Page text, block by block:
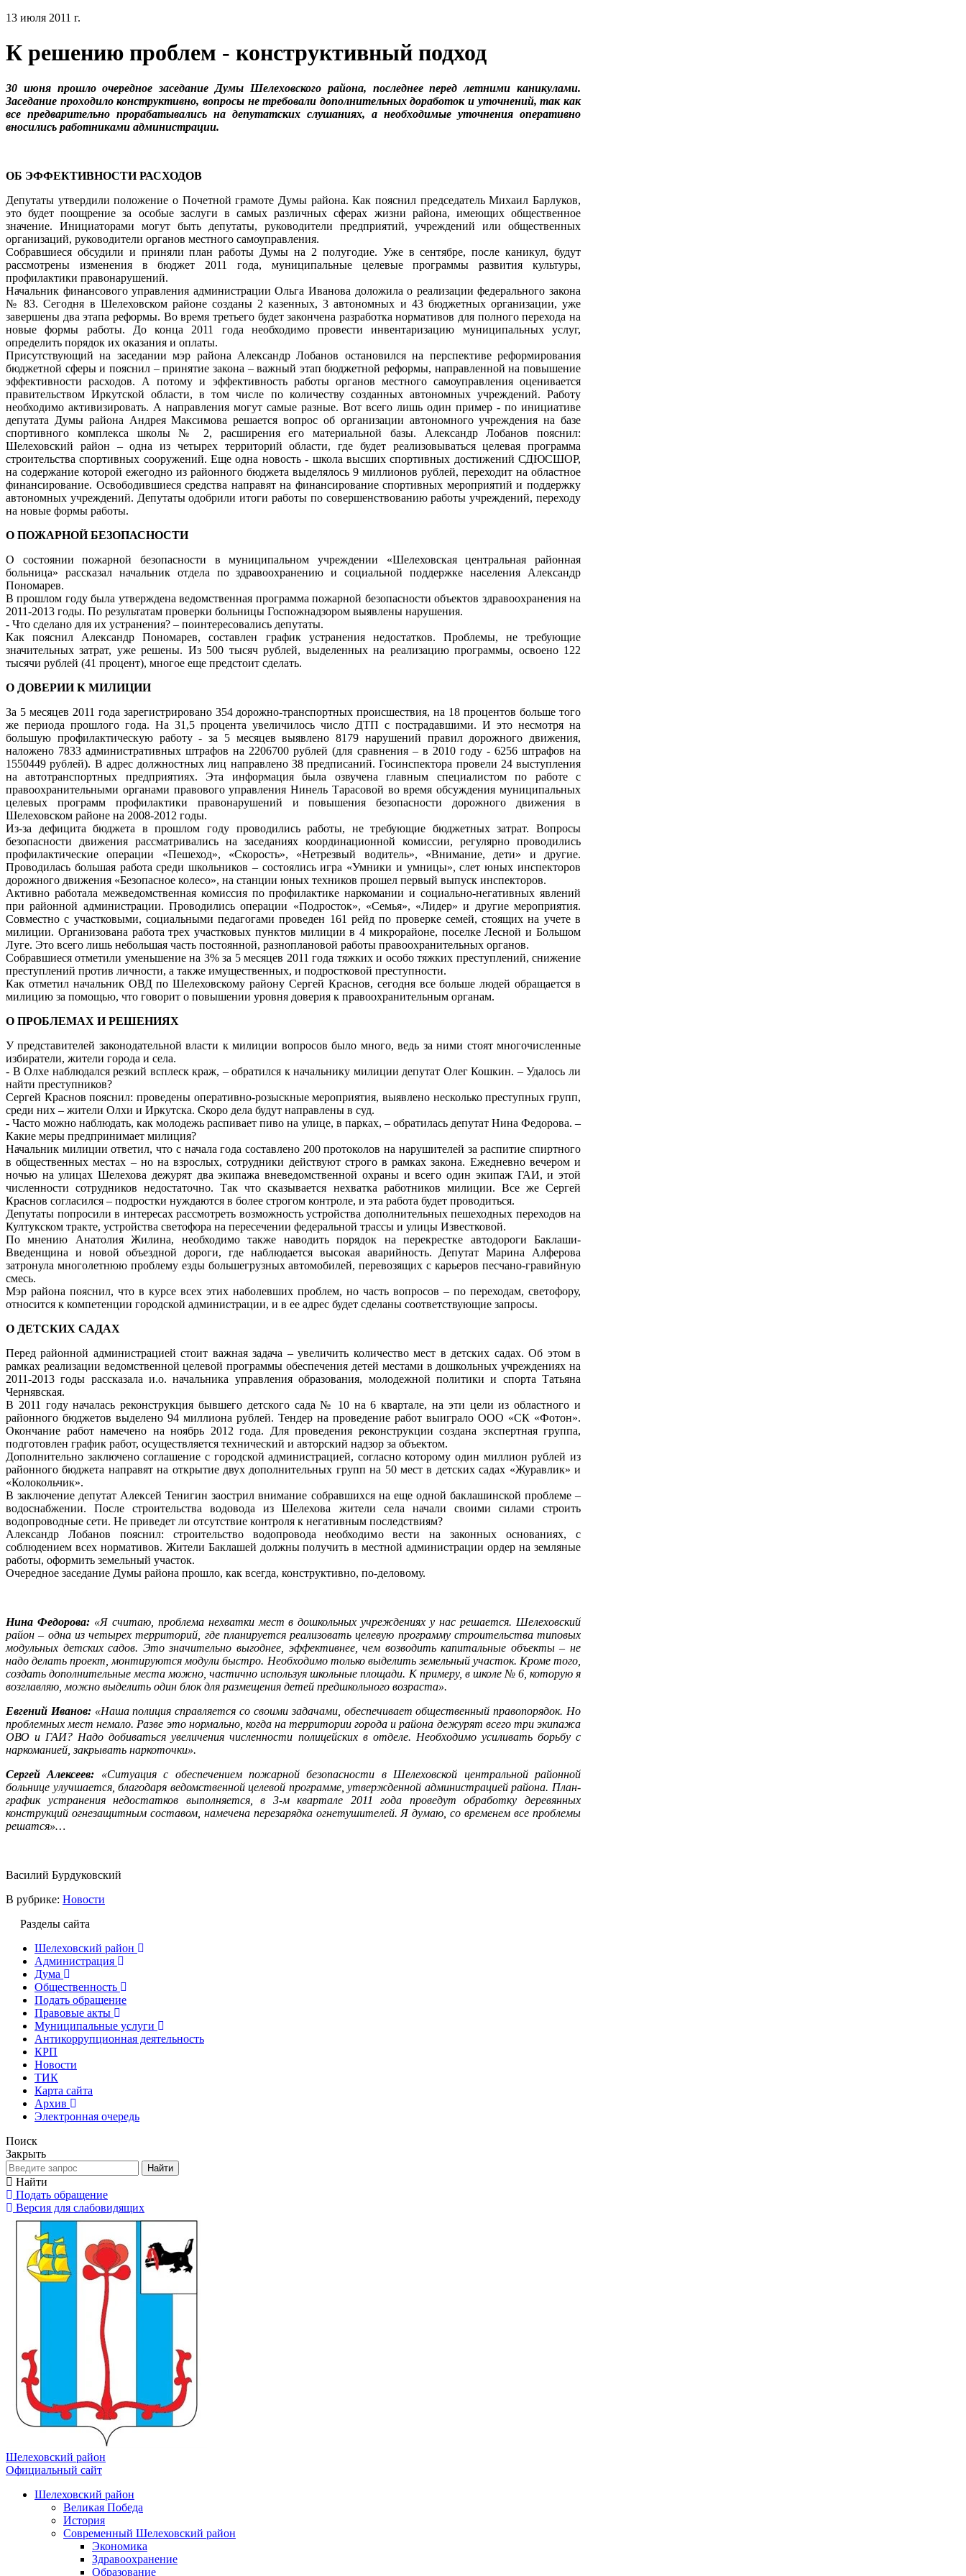
13 июля 2011 г.
К решению проблем - конструктивный подход
30 июня прошло очередное заседание Думы Шелеховского района, последнее перед летними каникулами.
Заседание проходило конструктивно, вопросы не требовали дополнительных доработок и уточнений, так как
все предварительно прорабатывались на депутатских слушаниях, а необходимые уточнения оперативно
вносились работниками администрации.
ОБ ЭФФЕКТИВНОСТИ РАСХОДОВ
Депутаты утвердили положение о Почетной грамоте Думы района. Как пояснил председатель Михаил Барлуков,
это будет поощрение за особые заслуги в самых различных сферах жизни района, имеющих общественное
значение. Инициаторами могут быть депутаты, руководители предприятий, учреждений или общественных
организаций, руководители органов местного самоуправления.
Собравшиеся обсудили и приняли план работы Думы на 2 полугодие. Уже в сентябре, после каникул, будут
рассмотрены изменения в бюджет 2011 года, муниципальные целевые программы развития культуры,
профилактики правонарушений.
Начальник финансового управления администрации Ольга Иванова доложила о реализации федерального закона
№ 83. Сегодня в Шелеховском районе созданы 2 казенных, 3 автономных и 43 бюджетных организации, уже
завершены два этапа реформы. Во время третьего будет закончена разработка нормативов для полного перехода на
новые формы работы. До конца 2011 года необходимо провести инвентаризацию муниципальных услуг,
определить порядок их оказания и оплаты.
Присутствующий на заседании мэр района Александр Лобанов остановился на перспективе реформирования
бюджетной сферы и пояснил – принятие закона – важный этап бюджетной реформы, направленной на повышение
эффективности расходов. А потому и эффективность работы органов местного самоуправления оценивается
правительством Иркутской области, в том числе по количеству созданных автономных учреждений. Работу
необходимо активизировать. А направления могут самые разные. Вот всего лишь один пример - по инициативе
депутата Думы района Андрея Максимова решается вопрос об организации автономного учреждения на базе
спортивного комплекса школы № 2, расширения его материальной базы. Александр Лобанов пояснил:
Шелеховский район – одна из четырех территорий области, где будет реализовываться целевая программа
строительства спортивных сооружений. Еще одна новость - школа высших спортивных достижений СДЮСШОР,
на содержание которой ежегодно из районного бюджета выделялось 9 миллионов рублей, переходит на областное
финансирование. Освободившиеся средства направят на финансирование спортивных мероприятий и поддержку
автономных учреждений. Депутаты одобрили итоги работы по совершенствованию работы учреждений, переходу
на новые формы работы.
О ПОЖАРНОЙ БЕЗОПАСНОСТИ
О состоянии пожарной безопасности в муниципальном учреждении «Шелеховская центральная районная
больница» рассказал начальник отдела по здравоохранению и социальной поддержке населения Александр
Пономарев.
В прошлом году была утверждена ведомственная программа пожарной безопасности объектов здравоохранения на
2011-2013 годы. По результатам проверки больницы Госпожнадзором выявлены нарушения.
- Что сделано для их устранения? – поинтересовались депутаты.
Как пояснил Александр Пономарев, составлен график устранения недостатков. Проблемы, не требующие
значительных затрат, уже решены. Из 500 тысяч рублей, выделенных на реализацию программы, освоено 122
тысячи рублей (41 процент), многое еще предстоит сделать.
О ДОВЕРИИ К МИЛИЦИИ
За 5 месяцев 2011 года зарегистрировано 354 дорожно-транспортных происшествия, на 18 процентов больше того
же периода прошлого года. На 31,5 процента увеличилось число ДТП с пострадавшими. И это несмотря на
большую профилактическую работу - за 5 месяцев выявлено 8179 нарушений правил дорожного движения,
наложено 7833 административных штрафов на 2206700 рублей (для сравнения – в 2010 году - 6256 штрафов на
1550449 рублей). В адрес должностных лиц направлено 38 предписаний. Госинспектора провели 24 выступления
на автотранспортных предприятиях. Эта информация была озвучена главным специалистом по работе с
правоохранительными органами правового управления Нинель Тарасовой во время обсуждения муниципальных
целевых программ профилактики правонарушений и повышения безопасности дорожного движения в
Шелеховском районе на 2008-2012 годы.
Из-за дефицита бюджета в прошлом году проводились работы, не требующие бюджетных затрат. Вопросы
безопасности движения рассматривались на заседаниях координационной комиссии, регулярно проводились
профилактические операции «Пешеход», «Скорость», «Нетрезвый водитель», «Внимание, дети» и другие.
Проводилась большая работа среди школьников – состоялись игра «Умники и умницы», слет юных инспекторов
дорожного движения «Безопасное колесо», на станции юных техников прошел первый выпуск инспекторов.
Активно работала межведомственная комиссия по профилактике наркомании и социально-негативных явлений
при районной администрации. Проводились операции «Подросток», «Семья», «Лидер» и другие мероприятия.
Совместно с участковыми, социальными педагогами проведен 161 рейд по проверке семей, стоящих на учете в
милиции. Организована работа трех участковых пунктов милиции в 4 микрорайоне, поселке Лесной и Большом
Луге. Это всего лишь небольшая часть постоянной, разноплановой работы правоохранительных органов.
Собравшиеся отметили уменьшение на 3% за 5 месяцев 2011 года тяжких и особо тяжких преступлений, снижение
преступлений против личности, а также имущественных, и подростковой преступности.
Как отметил начальник ОВД по Шелеховскому району Сергей Краснов, сегодня все больше людей обращается в
милицию за помощью, что говорит о повышении уровня доверия к правоохранительным органам.
О ПРОБЛЕМАХ И РЕШЕНИЯХ
У представителей законодательной власти к милиции вопросов было много, ведь за ними стоят многочисленные
избиратели, жители города и села.
- В Олхе наблюдался резкий всплеск краж, – обратился к начальнику милиции депутат Олег Кошкин. – Удалось ли
найти преступников?
Сергей Краснов пояснил: проведены оперативно-розыскные мероприятия, выявлено несколько преступных групп,
среди них – жители Олхи и Иркутска. Скоро дела будут направлены в суд.
- Часто можно наблюдать, как молодежь распивает пиво на улице, в парках, – обратилась депутат Нина Федорова. –
Какие меры предпринимает милиция?
Начальник милиции ответил, что с начала года составлено 200 протоколов на нарушителей за распитие спиртного
в общественных местах – но на взрослых, сотрудники действуют строго в рамках закона. Ежедневно вечером и
ночью на улицах Шелехова дежурят два экипажа вневедомственной охраны и всего один экипаж ГАИ, и этой
численности сотрудников недостаточно. Так что сказывается нехватка работников милиции. Все же Сергей
Краснов согласился – подростки нуждаются в более строгом контроле, и эта работа будет проводиться.
Депутаты попросили в интересах рассмотреть возможность устройства дополнительных пешеходных переходов на
Култукском тракте, устройства светофора на пересечении федеральной трассы и улицы Известковой.
По мнению Анатолия Жилина, необходимо также наводить порядок на перекрестке автодороги Баклаши-
Введенщина и новой объездной дороги, где наблюдается высокая аварийность. Депутат Марина Алферова
затронула многолетнюю проблему езды большегрузных автомобилей, перевозящих с карьеров песчано-гравийную
смесь.
Мэр района пояснил, что в курсе всех этих наболевших проблем, но часть вопросов – по переходам, светофору,
относится к компетенции городской администрации, и в ее адрес будет сделаны соответствующие запросы.
О ДЕТСКИХ САДАХ
Перед районной администрацией стоит важная задача – увеличить количество мест в детских садах. Об этом в
рамках реализации ведомственной целевой программы обеспечения детей местами в дошкольных учреждениях на
2011-2013 годы рассказала и.о. начальника управления образования, молодежной политики и спорта Татьяна
Чернявская.
В 2011 году началась реконструкция бывшего детского сада № 10 на 6 квартале, на эти цели из областного и
районного бюджетов выделено 94 миллиона рублей. Тендер на проведение работ выиграло ООО «СК «Фотон».
Окончание работ намечено на ноябрь 2012 года. Для проведения реконструкции создана экспертная группа,
подготовлен график работ, осуществляется технический и авторский надзор за объектом.
Дополнительно заключено соглашение с городской администрацией, согласно которому один миллион рублей из
районного бюджета направят на открытие двух дополнительных групп на 50 мест в детских садах «Журавлик» и
«Колокольчик».
В заключение депутат Алексей Тенигин заострил внимание собравшихся на еще одной баклашинской проблеме –
водоснабжении. После строительства водовода из Шелехова жители села начали своими силами строить
водопроводные сети. Не приведет ли отсутствие контроля к негативным последствиям?
Александр Лобанов пояснил: строительство водопровода необходимо вести на законных основаниях, с
соблюдением всех нормативов. Жители Баклашей должны получить в местной администрации ордер на земляные
работы, оформить земельный участок.
Очередное заседание Думы района прошло, как всегда, конструктивно, по-деловому.
Нина Федорова:«Я считаю, проблема нехватки мест в дошкольных учреждениях у нас решается. Шелеховский
район – одна из четырех территорий, где планируется реализовать целевую программу строительства типовых
модульных детских садов. Это значительно выгоднее, эффективнее, чем возводить капитальные объекты – не
надо делать проект, монтируются модули быстро. Необходимо только выделить земельный участок. Кроме того,
создать дополнительные места можно, частично используя школьные площади. К примеру, в школе № 6, которую я
возглавляю, можно выделить один блок для размещения детей предшкольного возраста».
Евгений Иванов:«Наша полиция справляется со своими задачами, обеспечивает общественный правопорядок. Но
проблемных мест немало. Разве это нормально, когда на территории города и района дежурят всего три экипажа
ОВО и ГАИ? Надо добиваться увеличения численности полицейских в отделе. Необходимо усиливать борьбу с
наркоманией, закрывать наркоточки».
Сергей Алексеев: «Ситуация с обеспечением пожарной безопасности в Шелеховской центральной районной
больнице улучшается, благодаря ведомственной целевой программе, утвержденной администрацией района. План-
график устранения недостатков выполняется, в 3-м квартале 2011 года проведут обработку деревянных
конструкций огнезащитным составом, намечена перезарядка огнетушителей. Я думаю, со временем все проблемы
решатся»…
Василий Бурдуковский
В рубрике: Новости
Разделы сайта
Шелеховский район
Администрация
Дума
Общественность
Подать обращение
Правовые акты
Муниципальные услуги
Антикоррупционная деятельность
КРП
Новости
ТИК
Карта сайта
Архив
Электронная очередь
Поиск
Закрыть
Найти
Найти
Подать обращение
Версия для слабовидящих
Шелеховский район
Официальный сайт
Шелеховский район
Великая Победа
История
Современный Шелеховский район
Экономика
Здравоохранение
Образование